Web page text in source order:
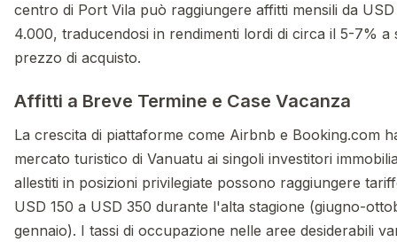
centro di Port Vila può raggiungere affitti mensili da
4.000, traducendosi in rendimenti lordi di circa il 5-7% a
prezzo di acquisto.
Affitti a Breve Termine e Case Vacanza
La crescita di piattaforme come Airbnb e Booking.com
mercato turistico di Vanuatu ai singoli investitori
allestiti in posizioni privilegiate possono raggiungere
USD 150 a USD 350 durante l'alta stagione (giugno-
gennaio). I tassi di occupazione nelle aree desiderabili